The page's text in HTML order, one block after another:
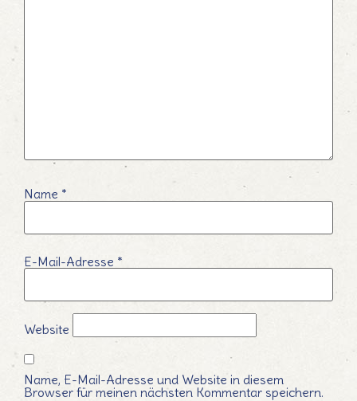
Name *
E-Mail-Adresse *
Website
Name, E-Mail-Adresse und Website in diesem
Browser für meinen nächsten Kommentar speichern.